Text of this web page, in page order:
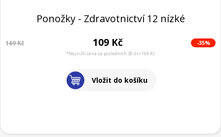
Ponožky - Zdravotnictví 12 nízké
169 Kč 109 Kč -35%
*Nejnižší cena za posledních 30 dní 169 Kč
Vložit do košíku